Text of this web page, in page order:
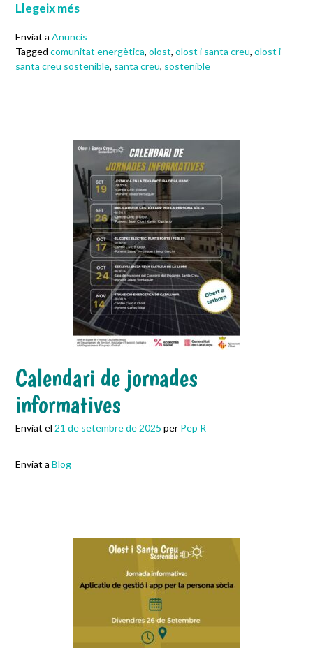
Llegeix més
Enviat a Anuncis
Tagged comunitat energètica, olost, olost i santa creu, olost i
santa creu sostenible, santa creu, sostenible
Calendari de jornades
informatives
Enviat el 21 de setembre de 2025 per Pep R
Enviat a Blog